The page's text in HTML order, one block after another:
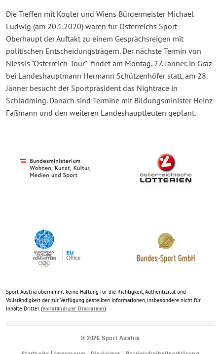
Die Treffen mit Kogler und Wiens Bürgermeister Michael
Ludwig (am 20.1.2020) waren für Österreichs Sport-
Oberhaupt der Auftakt zu einem Gesprächsreigen mit
politischen Entscheidungsträgern. Der nächste Termin von
Niessls "Österreich-Tour" findet am Montag, 27. Jänner, in Graz
bei Landeshauptmann Hermann Schützenhöfer statt, am 28.
Jänner besucht der Sportpräsident das Nightrace in
Schladming. Danach sind Termine mit Bildungsminister Heinz
Faßmann und den weiteren Landeshauptleuten geplant.
Sport Austria übernimmt keine Haftung für die Richtigkeit, Authentizität und
Vollständigkeit der zur Verfügung gestellten Informationen, insbesondere nicht für
Inhalte Dritter. (Vollständiger Disclaimer)
©2026 Sport Austria